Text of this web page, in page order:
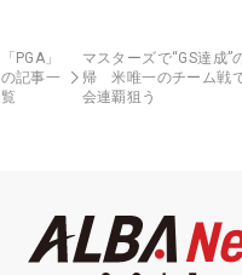
「PGA」
の記事一
覧
マスターズで“GS達成
帰 米唯一のチーム戦
会連覇狙う